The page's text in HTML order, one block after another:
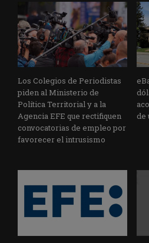
Los Colegios de Periodistas
piden al Ministerio de
Política Territorial y a la
Agencia EFE que rectifiquen
convocatorias de empleo por
favorecer el intrusismo
de